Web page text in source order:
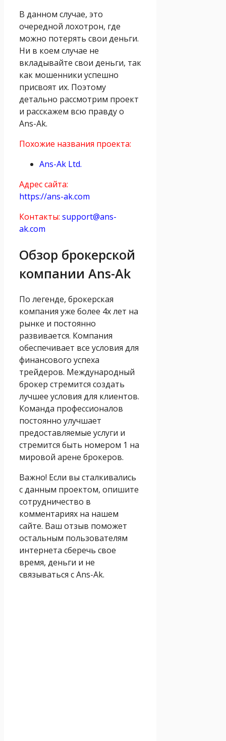
В данном случае, это
очередной лохотрон, где
можно потерять свои деньги.
Ни в коем случае не
вкладывайте свои деньги, так
как мошенники успешно
присвоят их. Поэтому
детально рассмотрим проект
и расскажем всю правду о
Ans-Ak.
Похожие названия проекта:
Ans-Ak Ltd.
Адрес сайта:
https://ans-ak.com
Контакты: support@ans-
ak.com
Обзор брокерской
компании Ans-Ak
По легенде, брокерская
компания уже более 4х лет на
рынке и постоянно
развивается. Компания
обеспечивает все условия для
финансового успеха
трейдеров. Международный
брокер стремится создать
лучшее условия для клиентов.
Команда профессионалов
постоянно улучшает
предоставляемые услуги и
стремится быть номером 1 на
мировой арене брокеров.
Важно! Если вы сталкивались
с данным проектом, опишите
сотрудничество в
комментариях на нашем
сайте. Ваш отзыв поможет
остальным пользователям
интернета сберечь свое
время, деньги и не
связываться с Ans-Ak.